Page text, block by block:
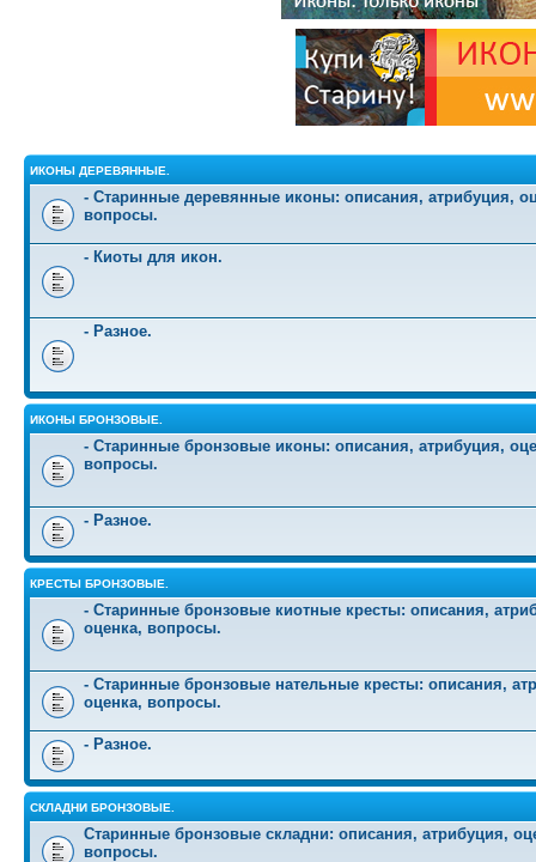
ИКОНЫ ДЕРЕВЯННЫЕ.
- Старинные деревянные иконы: описания, атрибуция,
вопросы.
- Киоты для икон.
- Разное.
ИКОНЫ БРОНЗОВЫЕ.
- Старинные бронзовые иконы: описания, атрибуция,
вопросы.
- Разное.
КРЕСТЫ БРОНЗОВЫЕ.
- Старинные бронзовые киотные кресты: описания,
оценка, вопросы.
- Старинные бронзовые нательные кресты: описания,
оценка, вопросы.
- Разное.
СКЛАДНИ БРОНЗОВЫЕ.
Старинные бронзовые складни: описания, атрибуция,
вопросы.